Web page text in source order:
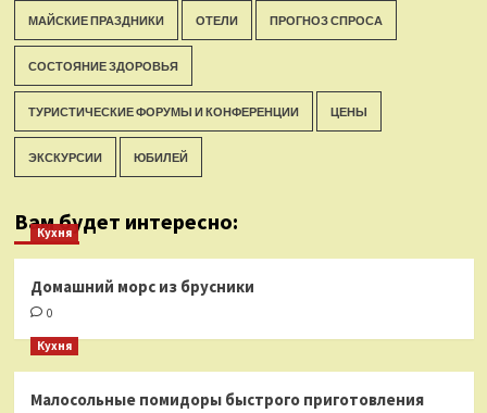
МАЙСКИЕ ПРАЗДНИКИ ОТЕЛИ ПРОГНОЗ СПРОСА
СОСТОЯНИЕ ЗДОРОВЬЯ
ТУРИСТИЧЕСКИЕ ФОРУМЫ И КОНФЕРЕНЦИИ ЦЕНЫ
ЭКСКУРСИИ ЮБИЛЕЙ
Вам будет интересно:
Кухня
Домашний морс из брусники
0
Кухня
Малосольные помидоры быстрого приготовления